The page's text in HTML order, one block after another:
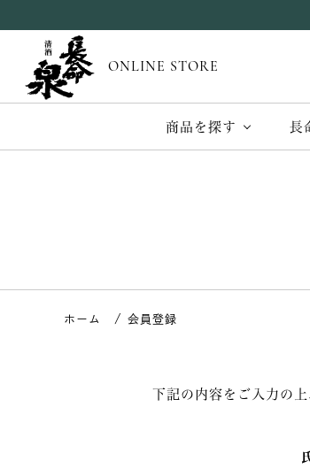
ONLINE STORE
商品を探す 長
会員登録
下記の内容をご入力の